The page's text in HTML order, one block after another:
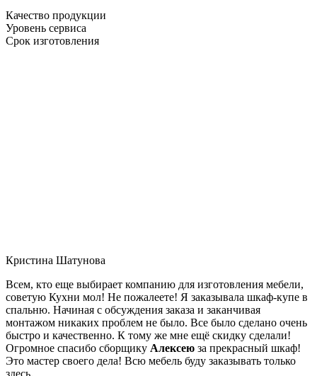
Качество продукции
Уровень сервиса
Срок изготовления
Кристина Шатунова
Всем, кто еще выбирает компанию для изготовления мебели,
советую Кухни мол! Не пожалеете! Я заказывала шкаф-купе в
спальню. Начиная с обсуждения заказа и заканчивая
монтажом никаких проблем не было. Все было сделано очень
быстро и качественно. К тому же мне ещё скидку сделали!
Огромное спасибо сборщику Алексею за прекрасный шкаф!
Это мастер своего дела! Всю мебель буду заказывать только
здесь.